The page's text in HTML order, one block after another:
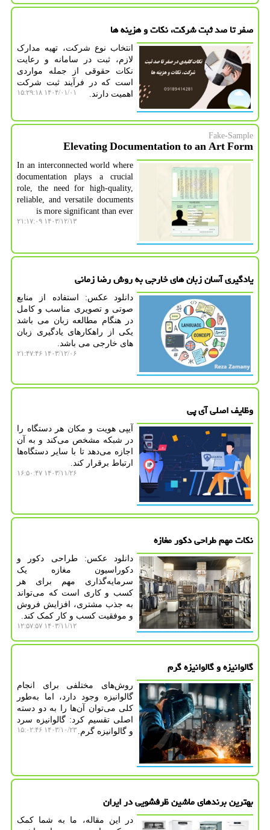
صفر تا صد ثبت شرکت، نکات و هزینه ها
انتخاب نوع شرکت، تهیه مدارک
لازم، ثبت در سامانه و رعایت
نکات حقوقی از جمله مواردی
است که در فرآیند ثبت شرکت
اهمیت دارند.
۱۴۰۴/۰۱/۰۱ ۱۵:۲۹:۱۸
Fake-Sample
Elevating Documentation to an Art Form
In an interconnected world where
documentation plays a crucial
role, the need for high-quality,
reliable, and versatile documents
is more significant than ever
۱۴۰۳/۱۲/۱۳ ۲۱:۱۷:۰۹
یادگیری آسان زبان های خارجی به روش رضا زمانی
دانلود عکس: استفاده از منابع
صوتی و تصویری مناسب و کامل
در هنگام مطالعه زبان می باشد
یکی از راهکارهای یادگیری زبان
های خارجی می باشد.
۱۴۰۳/۱۲/۰۶ ۲۱:۴۷:۴۶
وظایف اصلی آی پی
آیپی هویت و مکان هر دستگاه را
در شبکه مشخص می‌کند و به آن
اجازه می‌دهد تا با سایر دستگاه‌ها
ارتباط برقرار کند.
۱۴۰۳/۱۱/۲۶ ۱۶:۵۰:۴۷
نکات مهم طراحی دکور مغازه
دانلود عکس: طراحی دکور و
دکوراسیون مغازه یک
سرمایه‌گذاری مهم برای هر
کسب و کاری است که می‌تواند
به جذب مشتری، افزایش فروش
و موفقیت کسب و کار کمک کند.
۱۴۰۳/۱۱/۱۲ ۱۲:۵۷:۵۷
گالوانیزه و گالوانیزه گرم
روش‌های مختلفی برای انجام
گالوانیزه وجود دارد، اما به‌طور
کلی می‌توان آن‌ها را به دو دسته
اصلی تقسیم کرد: گالوانیزه سرد
و گالوانیزه گرم. ۱۴۰۳/۱۰/۲۳ ۱۵:۰۲:۴۶
بهترین برندهای ماشین ظرفشویی در ایران
در این مقاله، ما به شما کمک